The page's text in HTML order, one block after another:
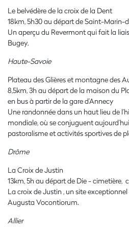
Le belvédère de la croix de la Dent
18km, 5h30 au départ de Saint-
Un aperçu du Revermont qui fait la
Bugey.
Haute-Savoie
Plateau des Glières et montagne des
8,5km, 3h au départ de la maison du
en bus à partir de la gare d’Annecy
Une randonnée dans un haut lieu de
mondiale, où se conjuguent
pastoralisme et activités sportives de
Drôme
La Croix de Justin
13km, 5h au départ de Die - cimetière,
La croix de Justin , un site
Augusta Vocontiorum.
Allier